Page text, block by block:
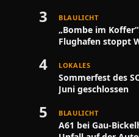
3 BLAULICHT
„Bombe im
Flughafen stoppt
4 LOKALES
Sommerfest des
Juni geschlossen
5 BLAULICHT
A61 bei Gau-